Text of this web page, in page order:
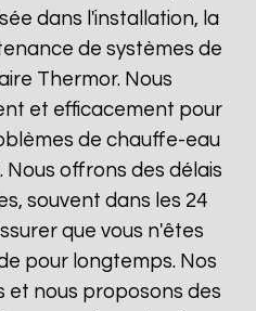
dans l'installation, la
de systèmes de
Thermor. Nous
et efficacement pour
de chauffe-eau
. Nous offrons des délais
souvent dans les 24
que vous n'êtes
pour longtemps. Nos
nous proposons des